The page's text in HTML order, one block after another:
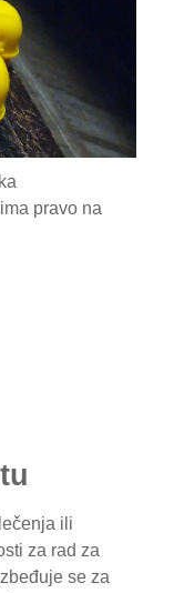
pravo na
ili
za rad za
se za